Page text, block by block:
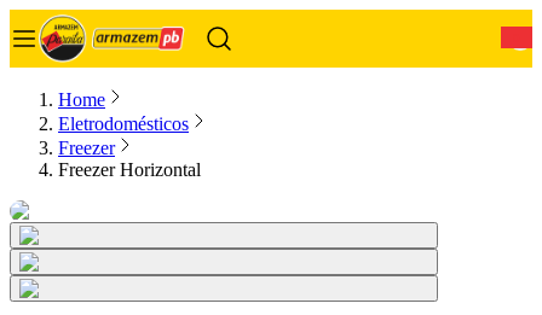
Home
Eletrodomésticos
Freezer
Freezer Horizontal